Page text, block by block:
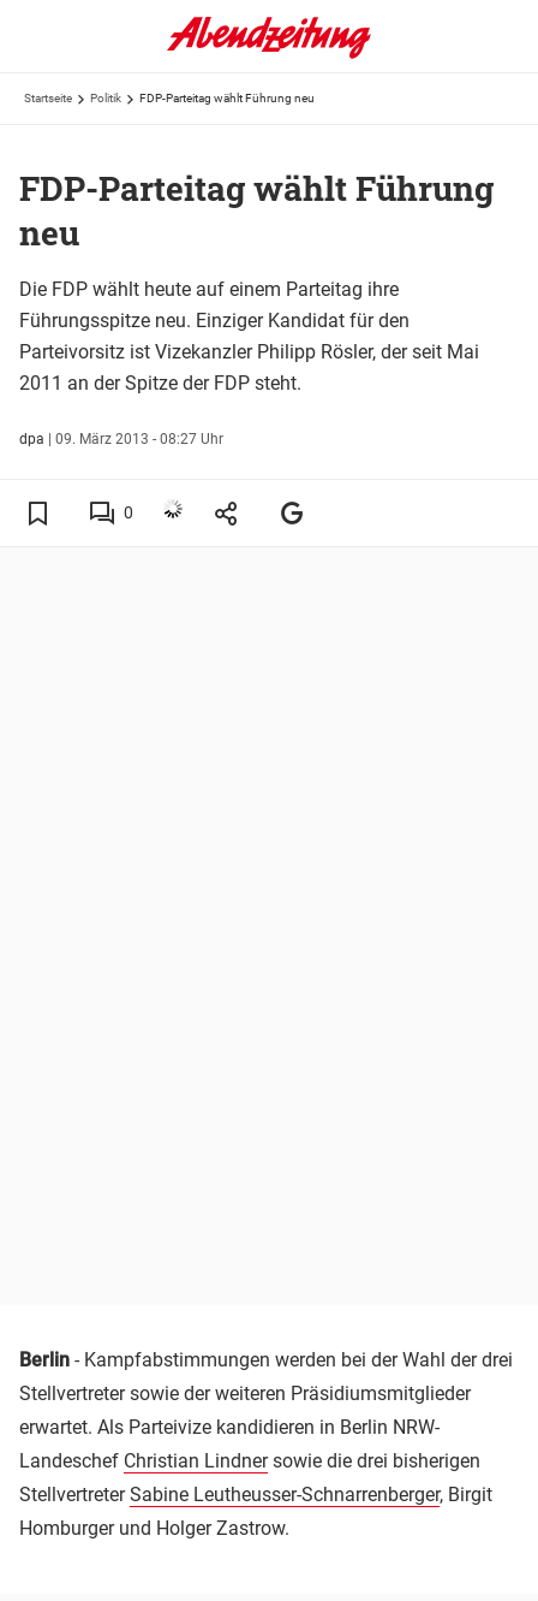
Startseite Politik FDP-Parteitag wählt Führung neu
FDP-Parteitag wählt Führung
neu
Die FDP wählt heute auf einem Parteitag ihre
Führungsspitze neu. Einziger Kandidat für den
Parteivorsitz ist Vizekanzler Philipp Rösler, der seit Mai
2011 an der Spitze der FDP steht.
dpa | 09. März 2013 - 08:27 Uhr
0
Berlin - Kampfabstimmungen werden bei der Wahl der drei
Stellvertreter sowie der weiteren Präsidiumsmitglieder
erwartet. Als Parteivize kandidieren in Berlin NRW-
Landeschef Christian Lindnersowie die drei bisherigen
StellvertreterSabine Leutheusser-Schnarrenberger, Birgit
Homburger und Holger Zastrow.